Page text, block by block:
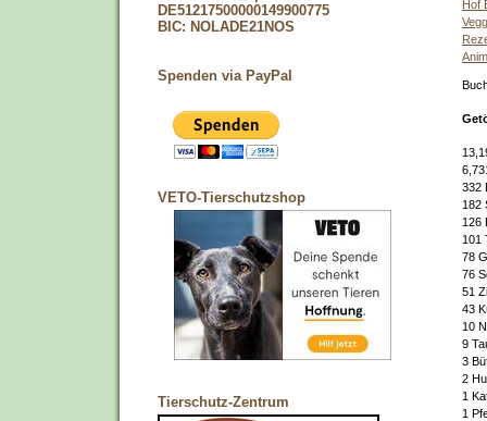
DE51217500000149900775
BIC: NOLADE21NOS
Spenden via PayPal
VETO-Tierschutzshop
Tierschutz-Zentrum
Hof
359
197
136
110
85
82
55
46
10
10
4
3
1
1